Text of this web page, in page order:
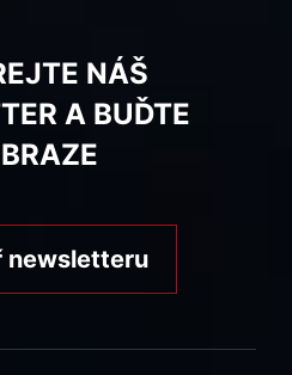
NÁŠ
A BUĎTE
newsletteru